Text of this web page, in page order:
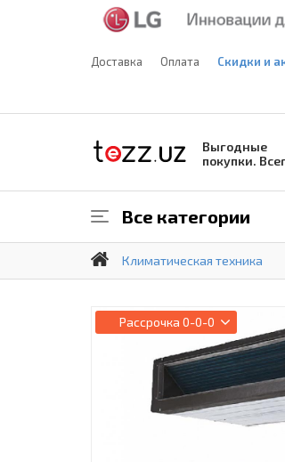
Доставка Оплата Скидки и
Выгодные
покупки.
Все категории
Климатическая техника
Рассрочка 0-0-0